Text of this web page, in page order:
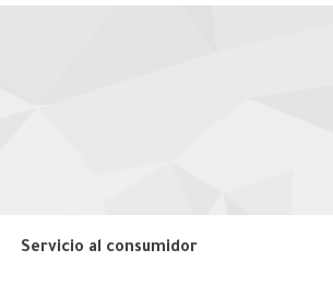
Servicio al consumidor